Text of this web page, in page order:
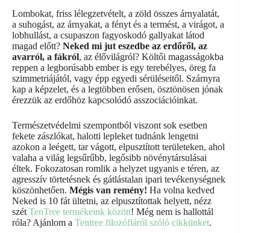
Lombokat, friss lélegzetvételt, a zöld összes árnyalatát,
a suhogást, az árnyakat, a fényt és a termést, a virágot, a
lobhullást, a csupaszon fagyoskodó gallyakat látod
magad előtt? Neked mi jut eszedbe az erdőről, az
avarról, a fákról, az élővilágról? Költői magasságokba
reppen a legborúsabb ember is egy terebélyes, öreg fa
szimmetriájától, vagy épp egyedi sérüléseitől. Szárnyra
kap a képzelet, és a legtöbben erősen, ösztönösen jónak
érezzük az erdőhöz kapcsolódó asszociációinkat.
Természetvédelmi szempontból viszont sok esetben
fekete zászlókat, halotti lepleket tudnánk lengetni
azokon a leégett, tar vágott, elpusztított területeken, ahol
valaha a világ legsűrűbb, legősibb növénytársulásai
éltek. Fokozatosan romlik a helyzet ugyanis e téren, az
agresszív törtetésnek és gátlástalan ipari tevékenységnek
köszönhetően. Mégis van remény! Ha volna kedved
Neked is 10 fát ültetni, az elpusztítottak helyett, nézz
szétTenTree termékeink között! Még nem is hallottál
róla? Ajánlom a Tentree filozófiáról szóló cikkünket.